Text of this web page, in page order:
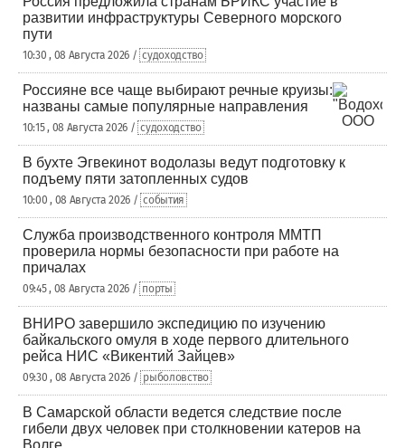
развитии инфраструктуры Северного морского
пути
10:30 , 08 Августа 2026 / судоходство
Россияне все чаще выбирают речные круизы:
названы самые популярные направления
10:15 , 08 Августа 2026 / судоходство
В бухте Эгвекинот водолазы ведут подготовку к
подъему пяти затопленных судов
10:00 , 08 Августа 2026 / события
Служба производственного контроля ММТП
проверила нормы безопасности при работе на
причалах
09:45 , 08 Августа 2026 / порты
ВНИРО завершило экспедицию по изучению
байкальского омуля в ходе первого длительного
рейса НИС «Викентий Зайцев»
09:30 , 08 Августа 2026 / рыболовство
В Самарской области ведется следствие после
гибели двух человек при столкновении катеров на
Волге